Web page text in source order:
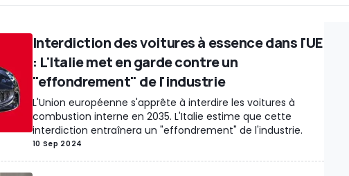
Rendus / Illustrations
Insolite Économie / Marché Interview Voitures Électriques New
Anciennes / Rétro Evenements Moteur Véhicules Utilitaires
Sécurité routière Jeux Vidéo Véhicules autonomes
Sports mécaniques Gouvernement Brevets Véhicules électriques
Récompenses Muscle Cars Événement Divertissement / Célébrités
Publireportage Hydrogène
Interdiction des voitures à essence dans l'UE
: L'Italie met en garde contre un
"effondrement" de l'industrie
L'Union européenne s'apprête à interdire les voitures à
combustion interne en 2035. L'Italie estime que cette
interdiction entraînera un "effondrement" de l'industrie.
10 Sep 2024